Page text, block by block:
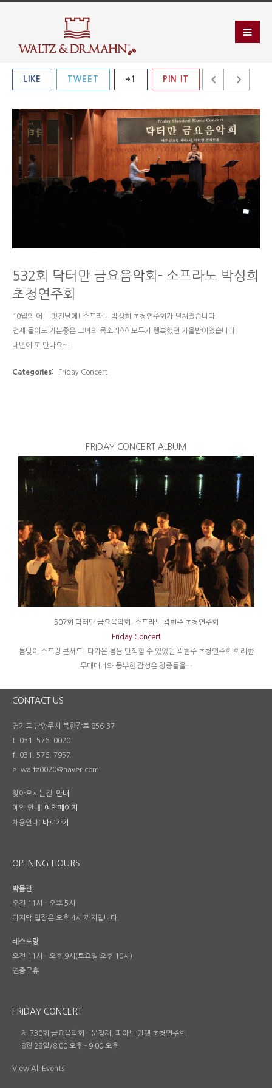
LIKE TWEET +1 PIN IT
532회 닥터만 금요음악회- 소프라노 박성희
초청연주회
10월의 어느 멋진날에! 소프라노 박성희 초청연주회가 펼쳐졌습니다.
언제 들어도 기분좋은 그녀의 목소리^^ 모두가 행복했던 가을밤이었습니다.
내년에 또 만나요~!
Categories: Friday Concert
FRIDAY CONCERT ALBUM
507회 닥터만 금요음악회- 소프라노 곽현주 초청연주회
Friday Concert
봄맞이 스프링 콘서트! 다가온 봄을 만끽할 수 있었던 곽현주 초청연주회 화려한
무대매너와 풍부한 감성은 청중들을…
CONTACT US
경기도 남양주시 북한강로 856-37
t. 031. 576. 0020
f. 031. 576. 7957
e. waltz0020@naver.com
찾아오시는길: 안내
예약 안내: 예약페이지
채용안내: 바로가기
OPENING HOURS
박물관
오전 11시 – 오후 5시
마지막 입장은 오후 4시 까지입니다.
레스토랑
오전 11시 – 오후 9시(토요일 오후 10시)
연중무휴
FRIDAY CONCERT
제 730회 금요음악회 – 문정재, 피아노 퀸텟 초청연주회
8월 28일/8:00 오후 - 9:00 오후
View All Events